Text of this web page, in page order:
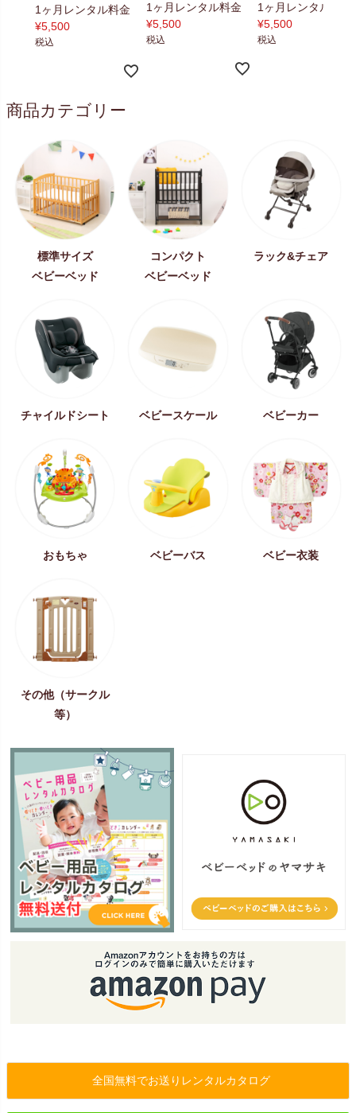
1ヶ月レンタル料金
¥5,500
税込
1ヶ月レンタル料金
¥5,500
税込
1ヶ月レンタル料金
¥5,500
税込
商品カテゴリー
標準サイズ
ベビーベッド
コンパクト
ベビーベッド
ラック&チェア
チャイルドシート ベビースケール ベビーカー
おもちゃ ベビーバス ベビー衣装
その他（サークル
等）
全国無料でお送りレンタルカタログ